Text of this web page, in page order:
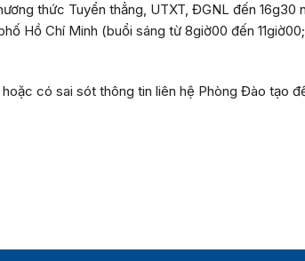
thức Tuyển thẳng, UTXT, ĐGNL đến16g30
Hồ Chí Minh (buổi sáng từ8giờ00 đến11giờ00
có sai sót thông tin liên hệ Phòng Đào tạo